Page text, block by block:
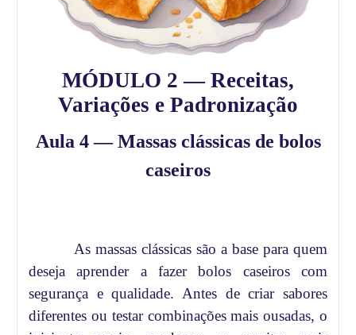
MÓDULO 2 — Receitas,
Variações e Padronização
Aula 4 — Massas clássicas de bolos
caseiros
As massas clássicas são a base para quem
deseja aprender a fazer bolos caseiros com
segurança e qualidade. Antes de criar sabores
diferentes ou testar combinações mais ousadas, o